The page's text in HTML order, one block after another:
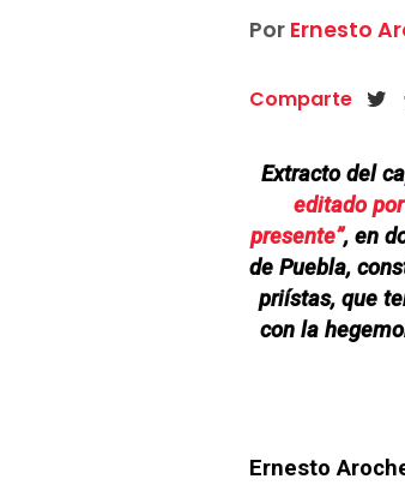
Por Ernesto
Comparte
Extracto del
editado
presente”, en
de Puebla,
priístas, que
con la
Ernesto